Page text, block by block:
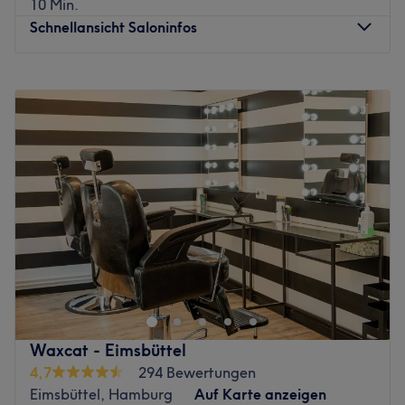
Mitglied des Teams ist darauf spezialisiert, den Kunden
Was uns an dem Salon gefällt
Atmosphäre: Einladend, entspannend, angenehm
Expertise: Dauerhafte Haarentfernung,
Gesichtsbehandlungen, Maniküre & Pediküre
Produkte und Produktmarken: Naturkosmetik
Extras: Kostenlose Getränke, kostenloses W-LAN,
barrierefrei
Zurück zur Salonansicht
10 Min.
Schnellansicht Saloninfos
Dienstag
09:30–18:30
Mittwoch
09:30–18:30
Donnerstag
09:30–18:30
Freitag
09:30–18:30
Samstag
09:00–17:30
Sonntag
Geschlossen
Keine Lust mehr, morgens Stunden im Bad zu verbringen?
Dann besuche das Studio Schätzchen - Beautysalon in
Hamburg Uhlenhorst. Bei Schätzchen wird deine Haut
zum Strahlen gebracht. Hier gibt es Browlifting, Pediküre,
Wimpernverlängerung und viele weitere Beauty
Behandlungen. Der exklusive Salon steht für Schönheit
und Wohlbefinden.
Waxcat - Eimsbüttel
4,7
294 Bewertungen
Eimsbüttel, Hamburg
Auf Karte anzeigen